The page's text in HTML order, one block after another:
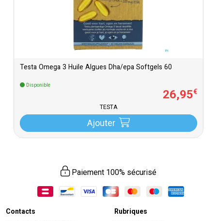
Testa Omega 3 Huile Algues Dha/epa Softgels 60
Disponible
26,95€
TESTA
Ajouter
Paiement 100% sécurisé
Contacts Rubriques